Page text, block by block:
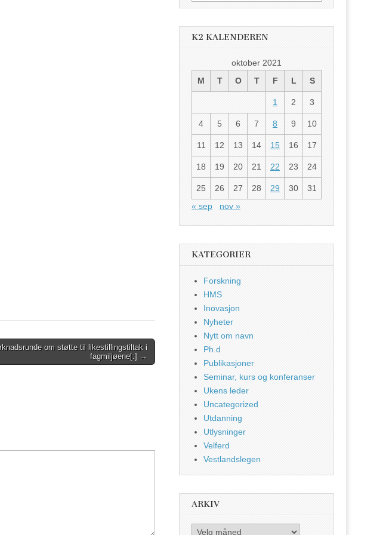
om støtte til likestillingstiltak i
fagmiljøene[:] →
K2 KALENDEREN
oktober 2021
M
T O T F L S
1 2 3
4 5 6 7 8 9 10
11 12 13 14 15 16 17
18 19 20 21 22 23 24
25 26 27 28 29 30
31
« sep
nov »
KATEGORIER
Forskning
HMS
Inovasjon
Nyheter
Nytt om navn
Ph.d
Publikasjoner
Seminar, kurs og konferanser
Ukens leder
Uncategorized
Utdanning
Utlysninger
Velferd
Vestlandslegen
ARKIV
Arkiv